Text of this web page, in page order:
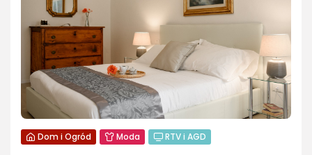
Dom i Ogród Moda RTV i AGD